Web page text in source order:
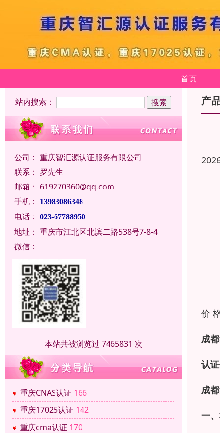
首页
站内搜索：
公司： 重庆智汇源认证服务有限公司
联系： 罗先生
邮箱： 619270360@qq.com
手机：
13983086348
电话： 023-67788950
地址： 重庆市江北区北滨二路538号7-8-4
微信：
本站共被浏览过 7465831 次
重庆CNAS认证 166
重庆17025认证 142
重庆cma认证 170
产
价
成
认
成
一